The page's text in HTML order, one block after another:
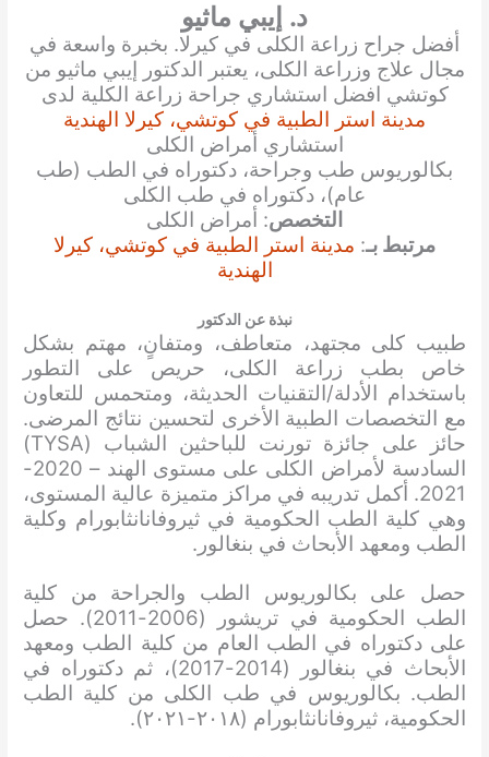
د. إيبي ماثيو
أفضل جراح زراعة الكلى في كيرلا. بخبرة واسعة في
مجال علاج وزراعة الكلى، يعتبر الدكتور إيبي ماثيو من
كوتشي افضل استشاري جراحة زراعة الكلية لدى
مدينة استر الطبية في كوتشي، كيرلا الهندية
استشاري أمراض الكلى
بكالوريوس طب وجراحة، دكتوراه في الطب (طب
عام)، دكتوراه في طب الكلى
التخصص: أمراض الكلى
مرتبط بـ: مدينة استر الطبية في كوتشي، كيرلا
الهندية
نبذة عن الدكتور
طبيب كلى مجتهد، متعاطف، ومتفانٍ، مهتم بشكل
خاص بطب زراعة الكلى، حريص على التطور
باستخدام الأدلة/التقنيات الحديثة، ومتحمس للتعاون
مع التخصصات الطبية الأخرى لتحسين نتائج المرضى.
حائز على جائزة تورنت للباحثين الشباب (TYSA)
السادسة لأمراض الكلى على مستوى الهند – 2020-
2021. أكمل تدريبه في مراكز متميزة عالية المستوى،
وهي كلية الطب الحكومية في ثيروفانانثابورام وكلية
الطب ومعهد الأبحاث في بنغالور.
حصل على بكالوريوس الطب والجراحة من كلية
الطب الحكومية في تريشور (2006-2011). حصل
على دكتوراه في الطب العام من كلية الطب ومعهد
الأبحاث في بنغالور (2014-2017)، ثم دكتوراه في
الطب. بكالوريوس في طب الكلى من كلية الطب
الحكومية، ثيروفانانثابورام (٢٠١٨-٢٠٢١).